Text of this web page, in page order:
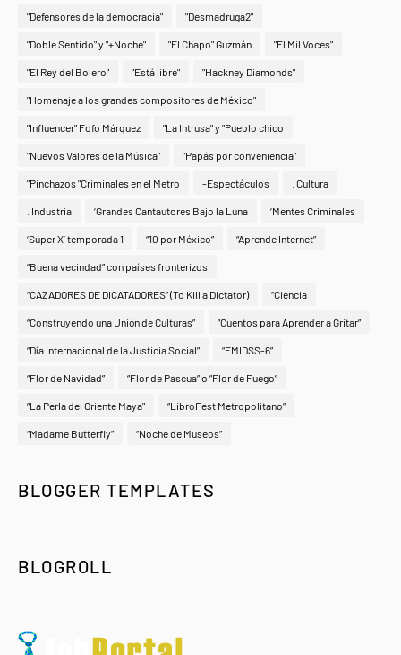
"Defensores de la democracia" "Desmadruga2"
"Doble Sentido" y "+Noche" "El Chapo" Guzmán "El Mil Voces"
"El Rey del Bolero" "Está libre" "Hackney Diamonds"
"Homenaje a los grandes compositores de México"
"Influencer" Fofo Márquez "La Intrusa" y "Pueblo chico
"Nuevos Valores de la Música" "Papás por conveniencia"
"Pinchazos "Criminales en el Metro -Espectáculos . Cultura
. Industria ‘Grandes Cantautores Bajo la Luna ‘Mentes Criminales
‘Súper X’ temporada 1 “10 por México” “Aprende Internet”
“Buena vecindad” con países fronterizos
“CAZADORES DE DICATADORES” (To Kill a Dictator) “Ciencia
“Construyendo una Unión de Culturas” “Cuentos para Aprender a Gritar”
“Día Internacional de la Justicia Social” “EMIDSS-6”
“Flor de Navidad” “Flor de Pascua” o “Flor de Fuego”
“La Perla del Oriente Maya" “LibroFest Metropolitano”
“Madame Butterfly” “Noche de Museos”
BLOGGER TEMPLATES
BLOGROLL